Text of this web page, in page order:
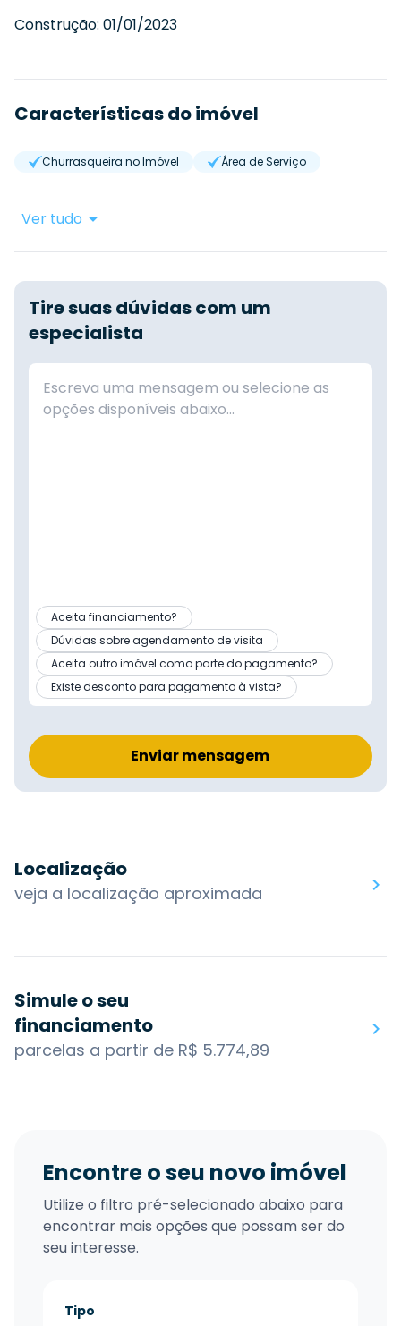
Construção: 01/01/2023
Características do imóvel
Churrasqueira no Imóvel Área de Serviço
Ver tudo
Tire suas dúvidas com um
especialista
Aceita financiamento?
Dúvidas sobre agendamento de visita
Aceita outro imóvel como parte do pagamento?
Existe desconto para pagamento à vista?
Enviar mensagem
Localização
veja a localização aproximada
Simule o seu
financiamento
parcelas a partir de R$ 5.774,89
Encontre o seu novo imóvel
Utilize o filtro pré-selecionado abaixo para
encontrar mais opções que possam ser do
seu interesse.
Tipo